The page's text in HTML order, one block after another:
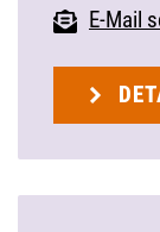
E-Mail